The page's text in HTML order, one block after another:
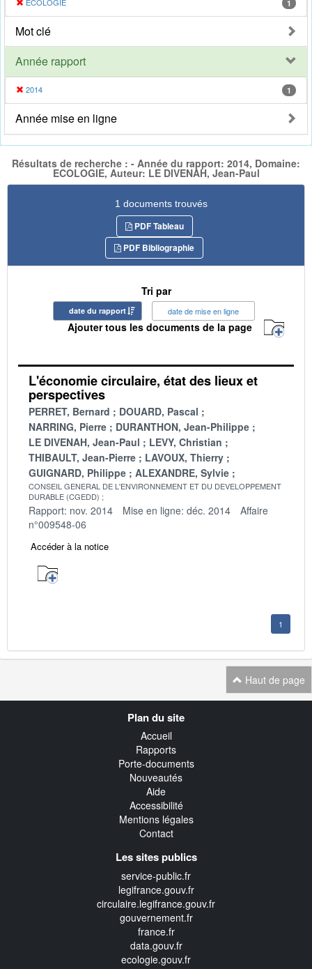
ECOLOGIE 1
Mot clé
Année rapport
2014 1
Année mise en ligne
Résultats de recherche : - Année du rapport: 2014, Domaine:
ECOLOGIE, Auteur: LE DIVENAH, Jean-Paul
1 documents trouvés
PDF Tableau
PDF Bibliographie
Tri par
date du rapport date de mise en ligne
Ajouter tous les documents de la page
L'économie circulaire, état des lieux et
perspectives
PERRET, Bernard
DOUARD, Pascal
NARRING, Pierre
DURANTHON, Jean-Philippe
LE DIVENAH, Jean-Paul
LEVY, Christian
THIBAULT, Jean-Pierre
LAVOUX, Thierry
GUIGNARD, Philippe
ALEXANDRE, Sylvie
CONSEIL GENERAL DE L'ENVIRONNEMENT ET DU DEVELOPPEMENT
DURABLE (CGEDD)
Rapport: nov. 2014 Mise en ligne: déc. 2014
Affaire
n°009548-06
Accéder à la notice
1
Haut de page
Plan du site
Accueil
Rapports
Porte-documents
Nouveautés
Aide
Accessibilité
Mentions légales
Contact
Les sites publics
service-public.fr
legifrance.gouv.fr
circulaire.legifrance.gouv.fr
gouvernement.fr
france.fr
data.gouv.fr
ecologie.gouv.fr